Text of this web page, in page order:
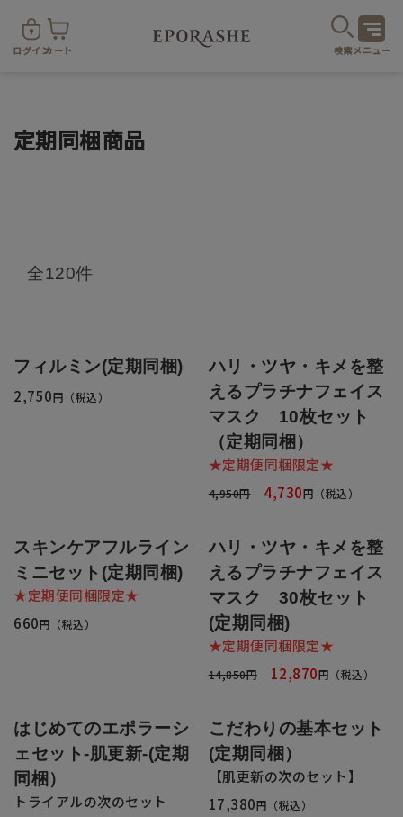
ログインカート 検索メニュー
スキンケア
メイクアップ
サプリメント
ヘアケア
美容アイテム・その他
シミ・くすみ
たるみ・むくみ
しわ・小じわ
全商品一覧
メンバー特典
ご注文方法
送料・配送について
返品・交換・キャンセルについて
定期便サービスについて
定期便サービス対象商品
定期便サービスご利用ガイド
会社概要 プライバシーポリシー
定期同梱商品
全120件
フィルミン(定期同梱)
2,750円（税込）
ハリ・ツヤ・キメを整
えるプラチナフェイス
マスク 10枚セット
（定期同梱）
★定期便同梱限定★
4,950円 4,730円（税込）
スキンケアフルライン
ミニセット(定期同梱)
★定期便同梱限定★
660円（税込）
ハリ・ツヤ・キメを整
えるプラチナフェイス
マスク 30枚セット
(定期同梱)
★定期便同梱限定★
14,850円 12,870円（税込）
はじめてのエポラーシ
ェセット-肌更新-(定期
同梱）
トライアルの次のセット
こだわりの基本セット
(定期同梱）
【肌更新の次のセット】
17,380円（税込）